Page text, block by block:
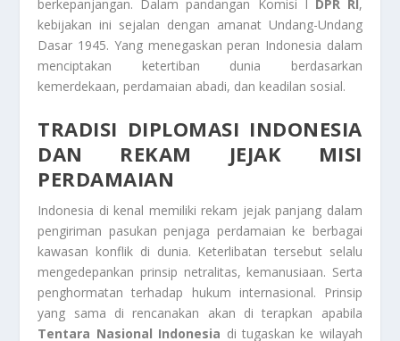
berkepanjangan. Dalam pandangan Komisi I DPR RI,
kebijakan ini sejalan dengan amanat Undang-Undang
Dasar 1945. Yang menegaskan peran Indonesia dalam
menciptakan ketertiban dunia berdasarkan
kemerdekaan, perdamaian abadi, dan keadilan sosial.
TRADISI DIPLOMASI INDONESIA
DAN REKAM JEJAK MISI
PERDAMAIAN
Indonesia di kenal memiliki rekam jejak panjang dalam
pengiriman pasukan penjaga perdamaian ke berbagai
kawasan konflik di dunia. Keterlibatan tersebut selalu
mengedepankan prinsip netralitas, kemanusiaan. Serta
penghormatan terhadap hukum internasional. Prinsip
yang sama di rencanakan akan di terapkan apabila
Tentara Nasional Indonesia di tugaskan ke wilayah